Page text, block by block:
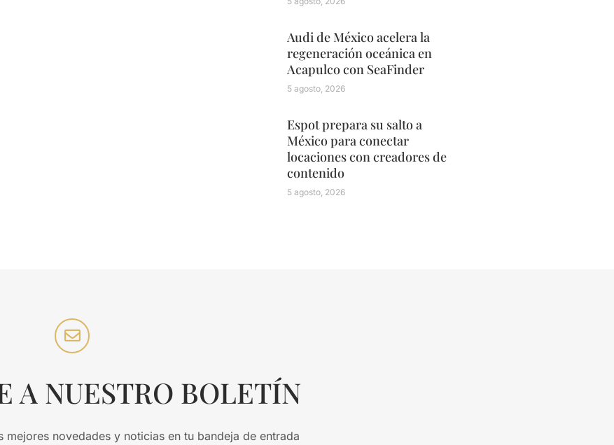
Audi de México acelera la
regeneración oceánica en
Acapulco con SeaFinder
5 agosto, 2026
Espot prepara su salto a
México para conectar
locaciones con creadores de
contenido
5 agosto, 2026
A NUESTRO BOLETÍN
mejores novedades y noticias en tu bandeja de entrada